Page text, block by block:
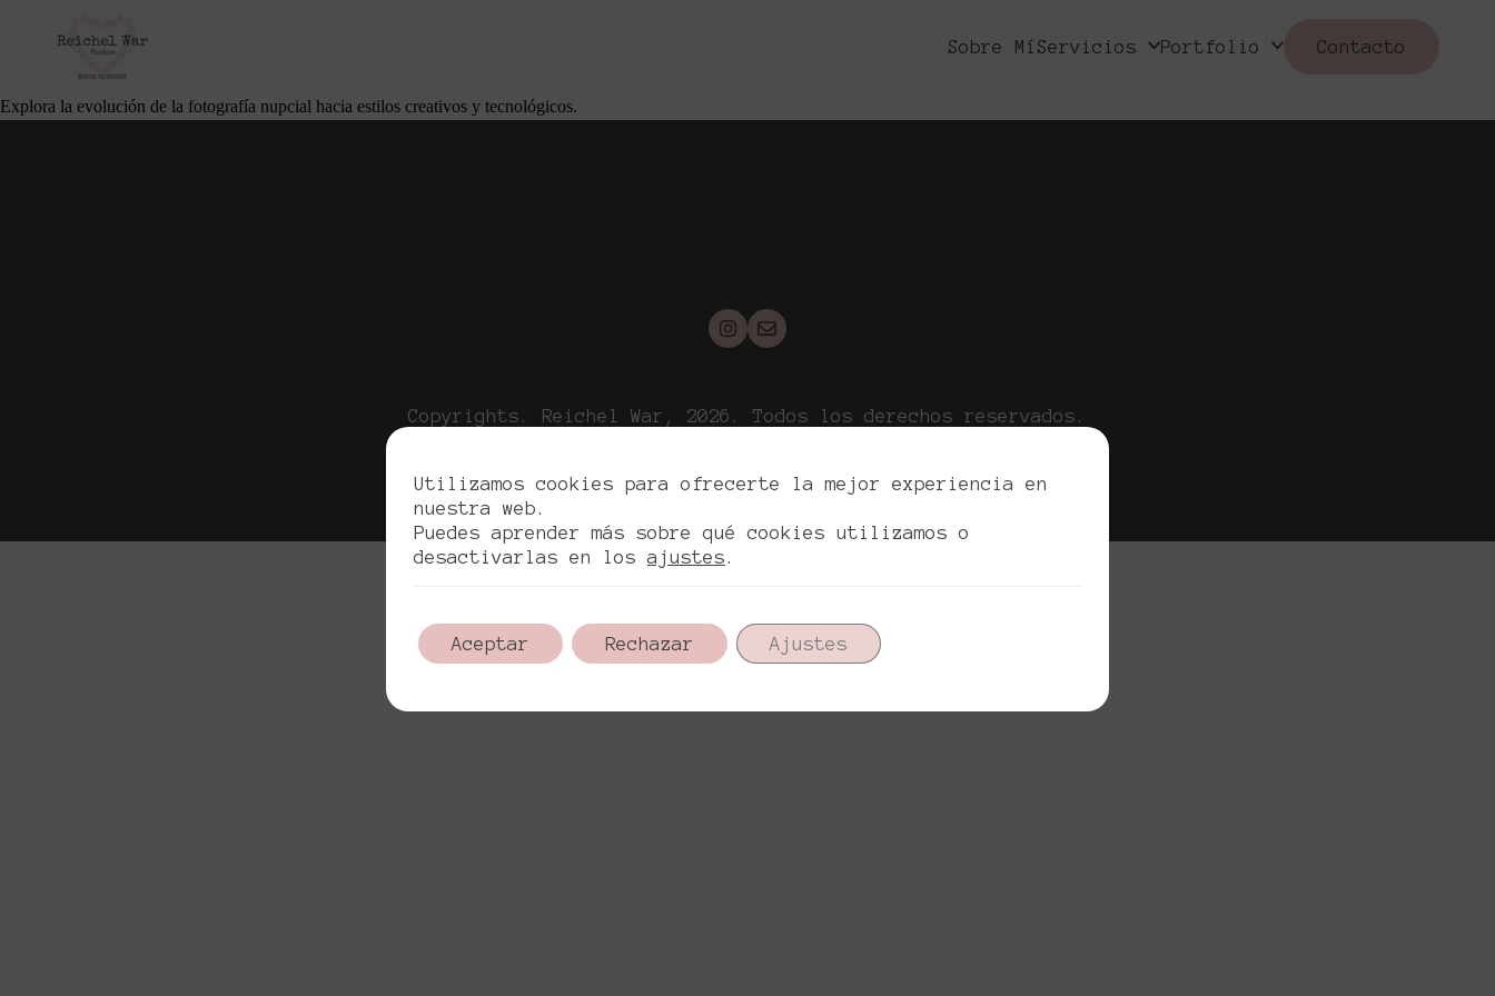
Sobre Mí Servicios Portfolio Contacto
noviembre 20, 2025
Cliente Apellidos
Explora la evolución de la fotografía nupcial hacia estilos creativos y tecnológicos.
Copyrights. Reichel War, 2026. Todos los derechos reservados.
Utilizamos cookies para ofrecerte la mejor experiencia en
nuestra web.
Puedes aprender más sobre qué cookies utilizamos o
desactivarlas en losajustes.
Aceptar Rechazar Ajustes